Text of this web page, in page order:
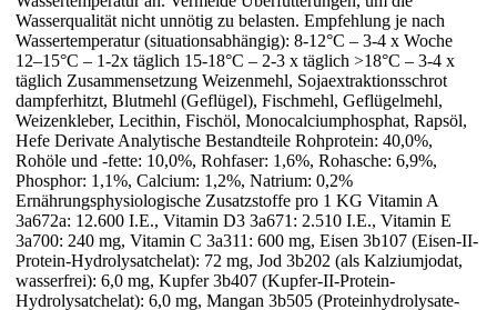
Wasserqualität nicht unnötig zu belasten. Empfehlung je nach
Wassertemperatur (situationsabhängig): 8-12°C – 3-4 x Woche
12–15°C – 1-2x täglich 15-18°C – 2-3 x täglich >18°C – 3-4 x
täglich Zusammensetzung Weizenmehl, Sojaextraktionsschrot
dampferhitzt, Blutmehl (Geflügel), Fischmehl, Geflügelmehl,
Weizenkleber, Lecithin, Fischöl, Monocalciumphosphat, Rapsöl,
Hefe Derivate Analytische Bestandteile Rohprotein: 40,0%,
Rohöle und -fette: 10,0%, Rohfaser: 1,6%, Rohasche: 6,9%,
Phosphor: 1,1%, Calcium: 1,2%, Natrium: 0,2%
Ernährungsphysiologische Zusatzstoffe pro 1 KG Vitamin A
3a672a: 12.600 I.E., Vitamin D3 3a671: 2.510 I.E., Vitamin E
3a700: 240 mg, Vitamin C 3a311: 600 mg, Eisen 3b107 (Eisen-II-
Protein-Hydrolysatchelat): 72 mg, Jod 3b202 (als Kalziumjodat,
wasserfrei): 6,0 mg, Kupfer 3b407 (Kupfer-II-Protein-
Hydrolysatchelat): 6,0 mg, Mangan 3b505 (Proteinhydrolysate-